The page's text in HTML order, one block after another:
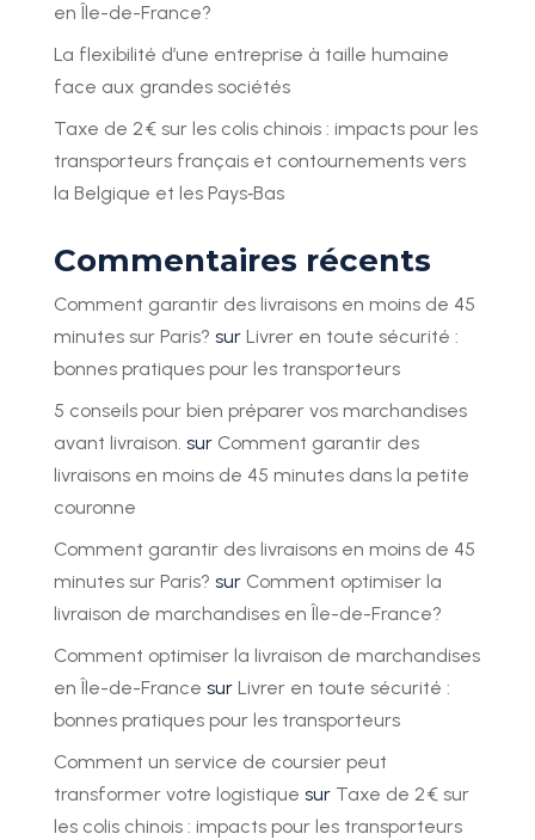
en Île-de-France?
La flexibilité d’une entreprise à taille humaine
face aux grandes sociétés
Taxe de 2 € sur les colis chinois : impacts pour les
transporteurs français et contournements vers
la Belgique et les Pays‑Bas
Commentaires récents
Comment garantir des livraisons en moins de 45
minutes sur Paris? sur Livrer en toute sécurité :
bonnes pratiques pour les transporteurs
5 conseils pour bien préparer vos marchandises
avant livraison. sur Comment garantir des
livraisons en moins de 45 minutes dans la petite
couronne
Comment garantir des livraisons en moins de 45
minutes sur Paris? sur Comment optimiser la
livraison de marchandises en Île-de-France?
Comment optimiser la livraison de marchandises
en Île-de-France sur Livrer en toute sécurité :
bonnes pratiques pour les transporteurs
Comment un service de coursier peut
transformer votre logistique sur Taxe de 2 € sur
les colis chinois : impacts pour les transporteurs